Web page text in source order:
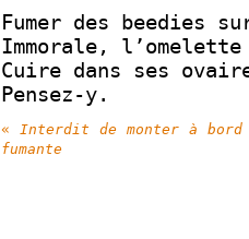
Fumer des beedies
Immorale,
Cuire dans ses
Pensez-y.
« Interdit de monter à
fumante